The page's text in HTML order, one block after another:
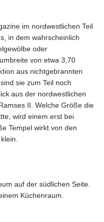
im nordwestlichen Teil
in dem wahrscheinlich
oder
von etwa 3,70
aus nichtgebrannten
sie zum Teil noch
aus der nordwestlichen
II. Welche Größe die
wird einem erst bei
Tempel wirkt von den
auf der südlichen Seite.
Küchenraum.